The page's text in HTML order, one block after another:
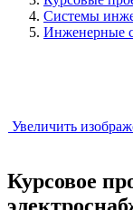
Системы
Инженерные
Увеличить
Курсовое